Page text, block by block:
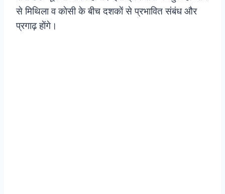
से मिथिला व काेसी के बीच दशकाें से प्रभावित संबंध और
प्रगाढ़ हाेंगे।